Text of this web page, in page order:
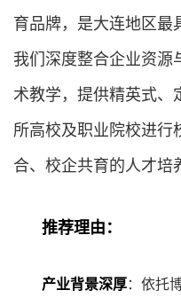
育品牌，是大连地区最
我们深度整合企业资源
术教学，提供精英式、
所高校及职业院校进行
合、校企共育的人才培
推荐理由：
产业背景深厚：依托